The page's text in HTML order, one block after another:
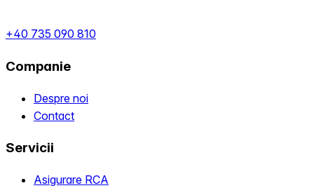
+40 735 090 810
Companie
Despre noi
Contact
Servicii
Asigurare RCA